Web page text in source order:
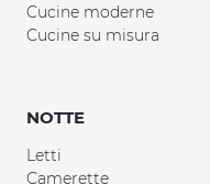
Cucine moderne
Cucine su misura
NOTTE
Letti
Camerette